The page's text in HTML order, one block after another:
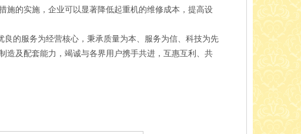
施的实施，企业可以显著降低起重机的维修成本，提高设
良的服务为经营核心，秉承质量为本、服务为信、科技为先
造及配套能力，竭诚与各界用户携手共进，互惠互利、共